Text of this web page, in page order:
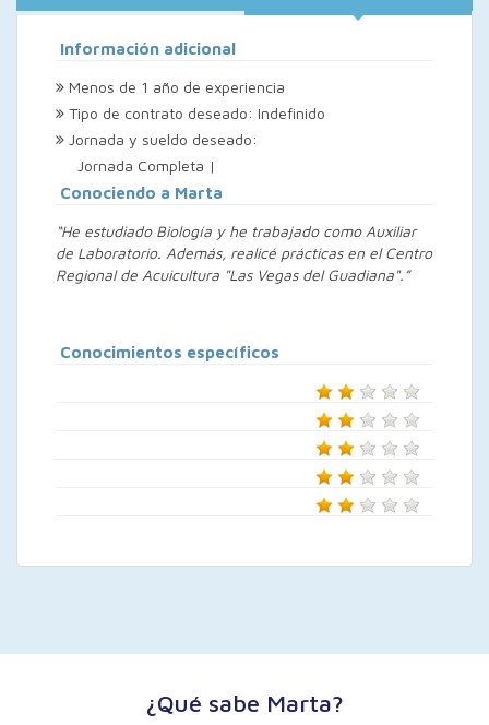
Información adicional
Menos de 1 año de experiencia
Tipo de contrato deseado: Indefinido
Jornada y sueldo deseado:
Jornada Completa |
Conociendo a Marta
“He estudiado Biología y he trabajado como Auxiliar
de Laboratorio. Además, realicé prácticas en el Centro
Regional de Acuicultura "Las Vegas del Guadiana".”
Conocimientos específicos
¿Qué sabe Marta?